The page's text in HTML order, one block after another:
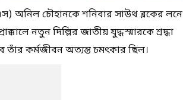
অনিল চৌহানকে শনিবার সাউথ ব্লকের লনে
নতুন দিল্লির জাতীয় যুদ্ধস্মারকে শ্রদ্ধা
তাঁর কর্মজীবন অত্যন্ত চমৎকার ছিল।